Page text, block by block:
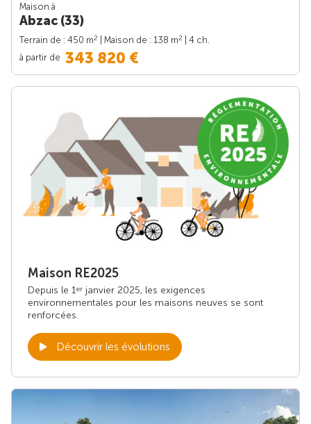
Maison à
Abzac (33)
Terrain de : 450 m2 | Maison de : 138 m2
| 4 ch.
à partir de 343 820 €
Maison RE2025
Depuis le 1er janvier 2025, les exigences
environnementales pour les maisons neuves se sont
renforcées.
Découvrir les évolutions